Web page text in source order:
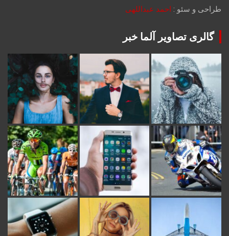
طراحی و سئو : احمد عبداللهی
گالری تصاویر آلما خبر